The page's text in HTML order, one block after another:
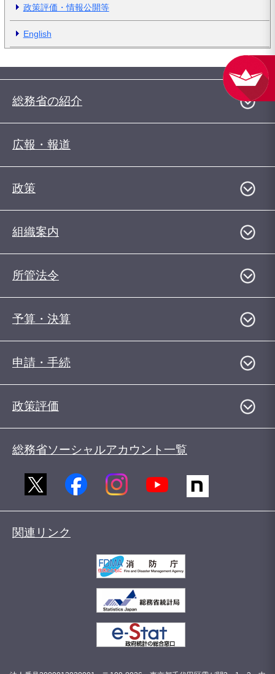
政策評価・情報公開等
English
総務省の紹介
広報・報道
政策
組織案内
所管法令
予算・決算
申請・手続
政策評価
総務省ソーシャルアカウント一覧
関連リンク